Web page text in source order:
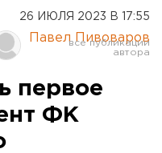
26 ИЮЛЯ 2023 В 17:55
Павел Пивоваров
первое
ФК